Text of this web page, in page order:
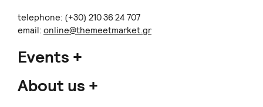
telephone: (+30) 210 36 24 707
email: online@themeetmarket.gr
Events
About us